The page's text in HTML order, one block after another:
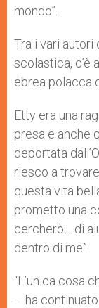
mondo”.
Tra i vari
scolastica, c’è
ebrea polacca
Etty era una
presa e anche
deportata
riesco a
questa vita
prometto una
cercherò… di
dentro di me”.
“L’unica cosa
– ha